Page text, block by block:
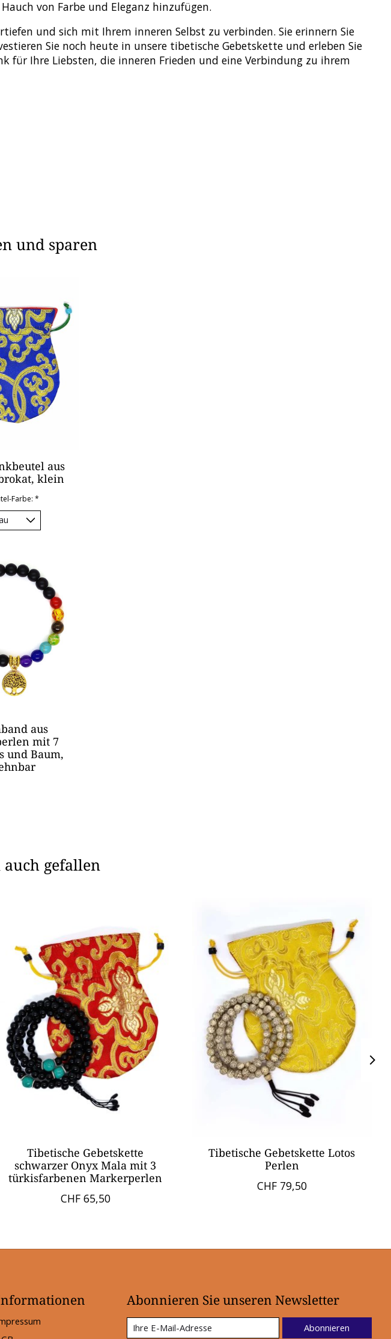
von Farbe und Eleganz hinzufügen.
und sich mit Ihrem inneren Selbst zu verbinden. Sie erinnern Sie
Sie noch heute in unsere tibetische Gebetskette und erleben Sie
für Ihre Liebsten, die inneren Frieden und eine Verbindung zu ihrem
und sparen
aus
klein
Farbe:*
aus
mit 7
und Baum,
gefallen
Tibetische Gebetskette
schwarzer Onyx Mala mit 3
türkisfarbenen Markerperlen
CHF 65,50
Tibetische Gebetskette Lotos
Perlen
CHF 79,50
Abonnieren Sie unseren Newsletter
Abonnieren